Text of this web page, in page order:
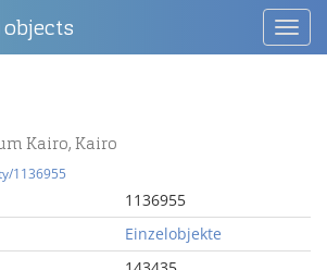
objects
Kairo, Kairo
1136955
1136955
Einzelobjekte